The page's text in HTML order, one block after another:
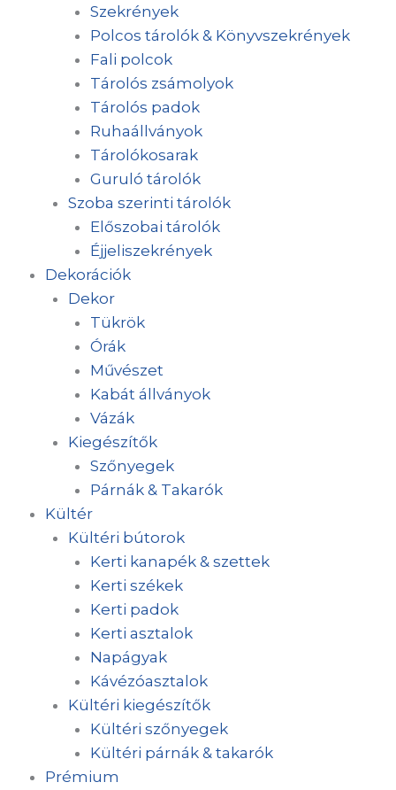
Szekrények
Polcos tárolók & Könyvszekrények
Fali polcok
Tárolós zsámolyok
Tárolós padok
Ruhaállványok
Tárolókosarak
Guruló tárolók
Szoba szerinti tárolók
Előszobai tárolók
Éjjeliszekrények
Dekorációk
Dekor
Tükrök
Órák
Művészet
Kabát állványok
Vázák
Kiegészítők
Szőnyegek
Párnák & Takarók
Kültér
Kültéri bútorok
Kerti kanapék & szettek
Kerti székek
Kerti padok
Kerti asztalok
Napágyak
Kávézóasztalok
Kültéri kiegészítők
Kültéri szőnyegek
Kültéri párnák & takarók
Prémium